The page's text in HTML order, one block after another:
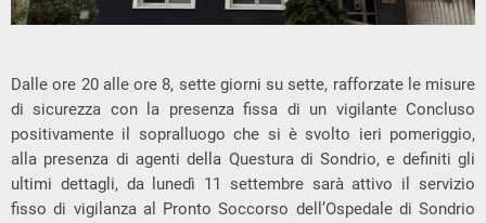
Dalle ore 20 alle ore 8, sette giorni su sette, rafforzate le misure
di sicurezza con la presenza fissa di un vigilante Concluso
positivamente il sopralluogo che si è svolto ieri pomeriggio,
alla presenza di agenti della Questura di Sondrio, e definiti gli
ultimi dettagli, da lunedì 11 settembre sarà attivo il servizio
fisso di vigilanza al Pronto Soccorso dell’Ospedale di Sondrio